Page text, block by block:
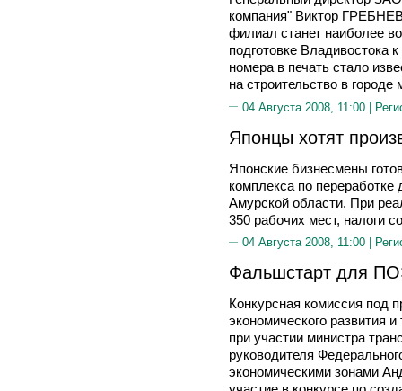
компания" Виктор ГРЕБНЕВ
филиал станет наиболее
подготовке Владивостока
номера в печать стало
на строительство в городе
04 Августа 2008, 11:00 |
Японцы хотят
Японские бизнесмены
комплекса по переработке
Амурской области. При
350 рабочих мест, налоги
04 Августа 2008, 11:00 |
Фальшстарт для
Конкурсная комиссия под
экономического
при участии министра
руководителя
экономическими зонами